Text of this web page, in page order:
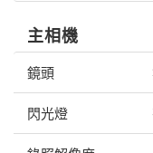
主相機
鏡頭
閃光燈